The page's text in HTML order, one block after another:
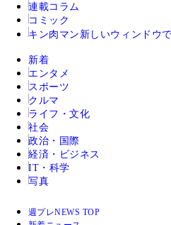
連載コラム
コミック
キン肉マン 新しいウィンドウで
新着
エンタメ
スポーツ
クルマ
ライフ・文化
社会
政治・国際
経済・ビジネス
IT・科学
写真
週プレNEWS TOP